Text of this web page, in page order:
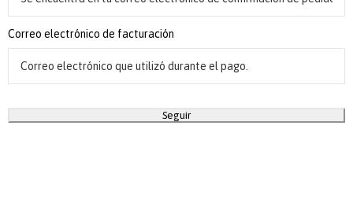
Correo electrónico de facturación
Seguir